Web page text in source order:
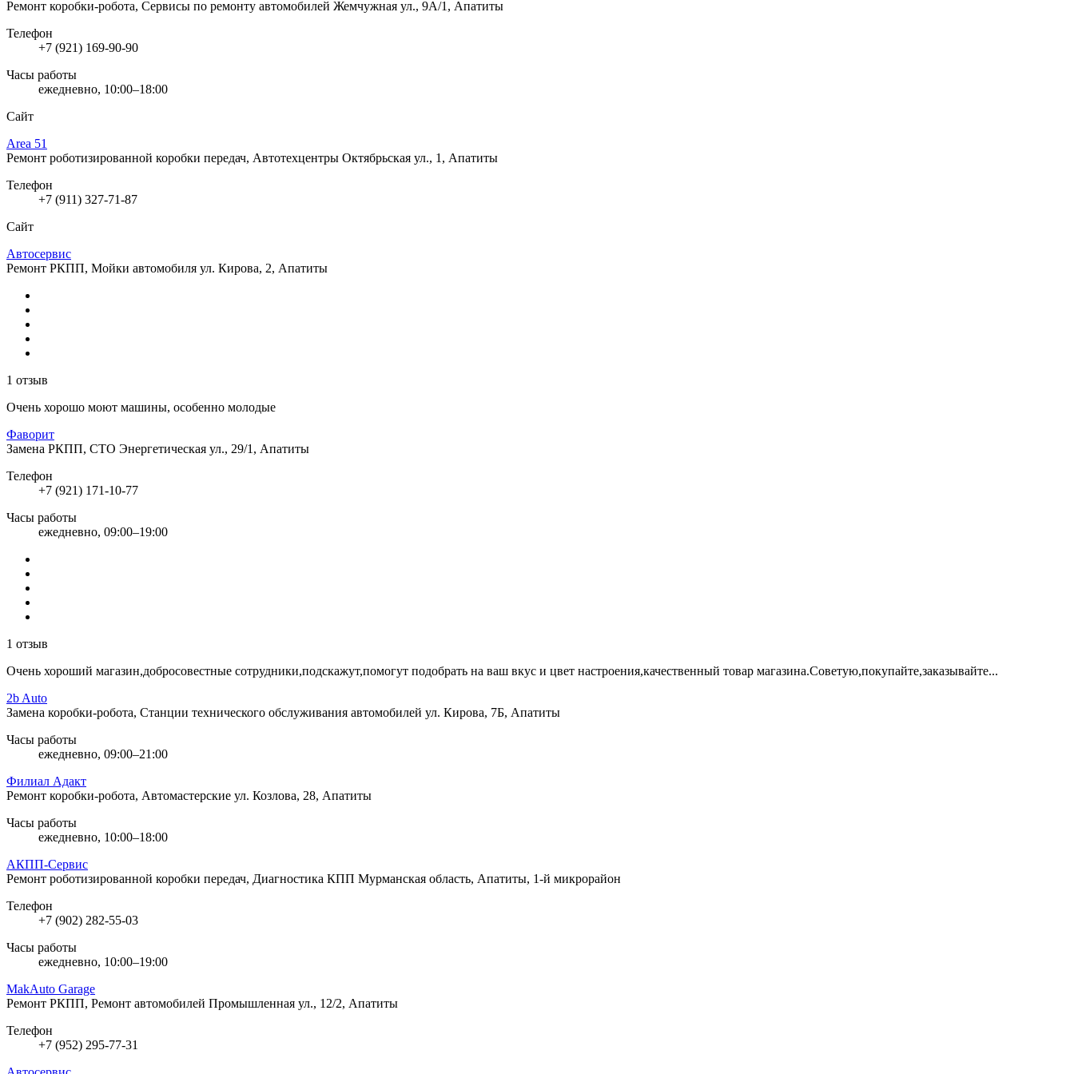
Ремонт коробки-робота, Сервисы по ремонту автомобилей Жемчужная ул., 9А/1, Апатиты
Телефон
+7 (921) 169-90-90
Часы работы
ежедневно, 10:00–18:00
Сайт
Area 51
Ремонт роботизированной коробки передач, Автотехцентры Октябрьская ул., 1, Апатиты
Телефон
+7 (911) 327-71-87
Сайт
Автосервис
Ремонт РКПП, Мойки автомобиля ул. Кирова, 2, Апатиты
1 отзыв
Очень хорошо моют машины, особенно молодые
Фаворит
Замена РКПП, СТО Энергетическая ул., 29/1, Апатиты
Телефон
+7 (921) 171-10-77
Часы работы
ежедневно, 09:00–19:00
1 отзыв
Очень хороший магазин,добросовестные сотрудники,подскажут,помогут подобрать на ваш вкус и цвет настроения,качественный товар магазина.Советую,покупайте,заказывайте...
2b Auto
Замена коробки-робота, Станции технического обслуживания автомобилей ул. Кирова, 7Б, Апатиты
Часы работы
ежедневно, 09:00–21:00
Филиал Адакт
Ремонт коробки-робота, Автомастерские ул. Козлова, 28, Апатиты
Часы работы
ежедневно, 10:00–18:00
АКПП-Сервис
Ремонт роботизированной коробки передач, Диагностика КПП Мурманская область, Апатиты, 1-й микрорайон
Телефон
+7 (902) 282-55-03
Часы работы
ежедневно, 10:00–19:00
MakAuto Garage
Ремонт РКПП, Ремонт автомобилей Промышленная ул., 12/2, Апатиты
Телефон
+7 (952) 295-77-31